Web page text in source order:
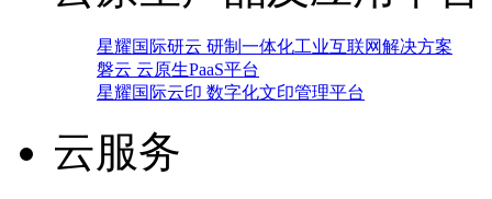
星耀国际研云 研制一体化工业互联网解决方案
磐云 云原生PaaS平台
星耀国际云印 数字化文印管理平台
云服务